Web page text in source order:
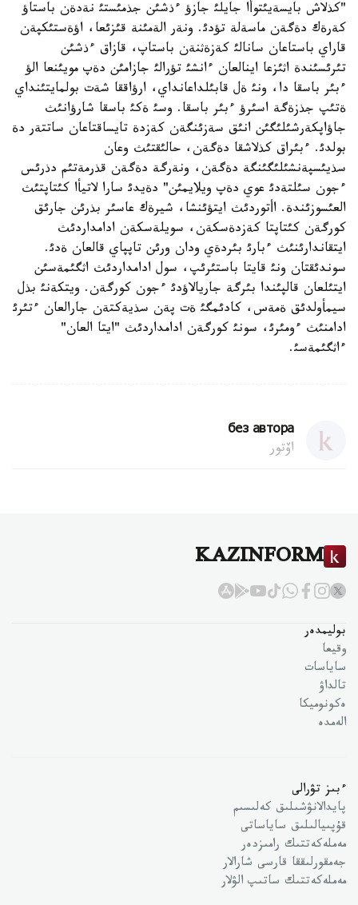
"كذلاش بايسةيئتوأا جايلئ جازؤ ءذشئن جذمئستئ نةدةن باستاؤ
كةرةك دةگةن ماسةلة تؤدئ. ونةر الةمئنة قئزئعا، اؤةستئكپةن
قاراي باستاعان سانالئ كةزةثنةن باستاپ، قازاق ءذشئن
تئرئسئندة اثئزعا اينالعان ءانشئ تؤرالئ جازامئن دةپ مويئنعا الؤ
ءبئر باسقا دا، ونئ ةل قابئلداعانداي، ارؤاققا شةت بولمايتئنداي
ةتئپ جذزةگة اسئرؤ ءبئر باسقا. وسئ ةكئ باسقا شارؤانئث
جاؤاپكةرشئلئگئن انئق سةزئنگةن كةزدة تايساقتاعان ساتتةر دة
بولدئ. ءبئراق كذلاشقا دةگةن، حالئقتئث وعان
سذيئسپةنشئلئگئنگة دةگةن، ونةرگة دةگةن قذرمةتئم دذرئس
ءجون سئلتةدئ عوي دةپ ويلايمئن" دةيدئ سارا لاتيأا كئتاپتئث
العئسوزئندة. اأتوردئث ايتؤئنشا، شيرةك عاسئر بذرئن جارئق
كورگةن كئتاپتا كةزدةسكةن، سويلةسكةن ادامداردئث
ايتقاندارئنئث ءبارئ بئردةي ودان ورئن تاپپاي قالعان ةدئ.
سوندئقتان ونئ قايتا باستئرئپ، سول ادامداردئث اثگئمةسئن
ايتئلعان قالپئندا بئرگة جاريالاؤدئ ءجون كورگةن. ويتكةنئ بذل
سيمأولدئق ةمةس، كادئمگئ ةت پةن سذيةكتةن جارالعان ءتئرئ
ادامنئث ءومئرئ، سونئ كورگةن ادامداردئث "ايتا العان"
ءاثگئمةسئ.
без автора
اۆتور
KAZINFORM
بوليمدەر
وقيعا
ساياسات
تالداۋ
ەكونوميكا
الەمدە
ءبىز تۋرالى
پايدالانۋشىلىق كەلىسىم
قۇپىيالىلىق ساياساتى
مەملەكەتتىك رامىزدەر
جەمقورلىققا قارسى شارالار
مەملەكەتتىك ساتىپ الۋلار